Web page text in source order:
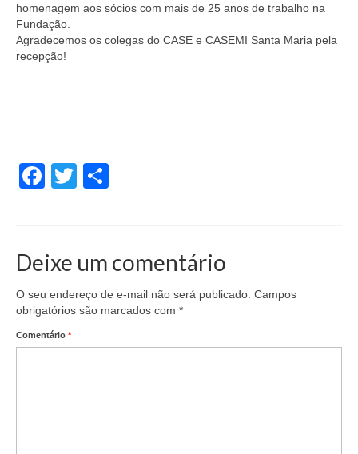
homenagem aos sócios com mais de 25 anos de trabalho na
Fundação.
Agradecemos os colegas do CASE e CASEMI Santa Maria pela
recepção!
Facebook
Twitter
Deixe um comentário
O seu endereço de e-mail não será publicado. Campos
obrigatórios são marcados com *
Comentário *